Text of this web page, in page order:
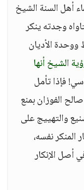
أهل السنة الشيخ
وجدته ينكر
ووحدة الأديان
الشيخ أنها
فإذا تأمل
الفوزان بمنع
والتهييج على
نفسه،
أصل الإنكار